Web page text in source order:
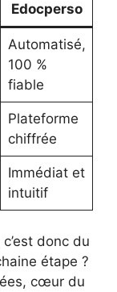
Edocperso
Automatisé,
100 %
fiable
Plateforme
chiffrée
Immédiat et
intuitif
donc du
étape ?
cœur du